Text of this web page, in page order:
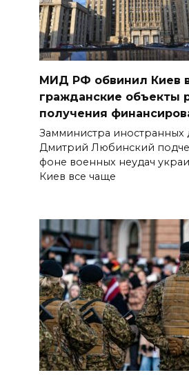
МИД РФ обвинил Киев в
гражданские объекты
получения
Замминистра иностранных
Дмитрий Любинский
фоне военных неудач
Киев все чаще